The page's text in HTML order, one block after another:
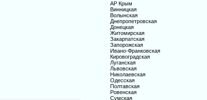
АР Крым
Винницкая
Волынская
Днепропетровская
Донецкая
Житомирская
Закарпатская
Запорожская
Ивано-Франковская
Кировоградская
Луганская
Львовская
Николаевская
Одесская
Полтавская
Ровенская
Сумская